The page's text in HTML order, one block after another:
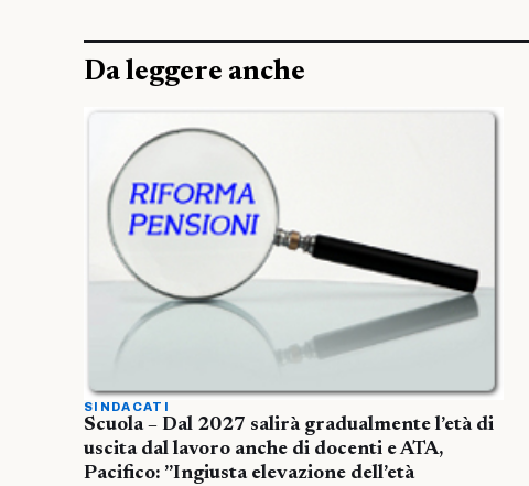
Da leggere anche
SINDACATI
Scuola – Dal 2027 salirà gradualmente l’età di
uscita dal lavoro anche di docenti e ATA,
Pacifico: ”Ingiusta elevazione dell’età